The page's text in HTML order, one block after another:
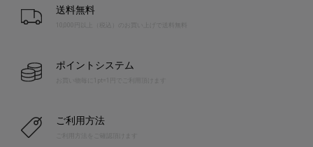
送料無料
10,000円以上（税込）のお買い上げで送料無料
ポイントシステム
お買い物毎に1pt=1円でご利用頂けます
ご利用方法